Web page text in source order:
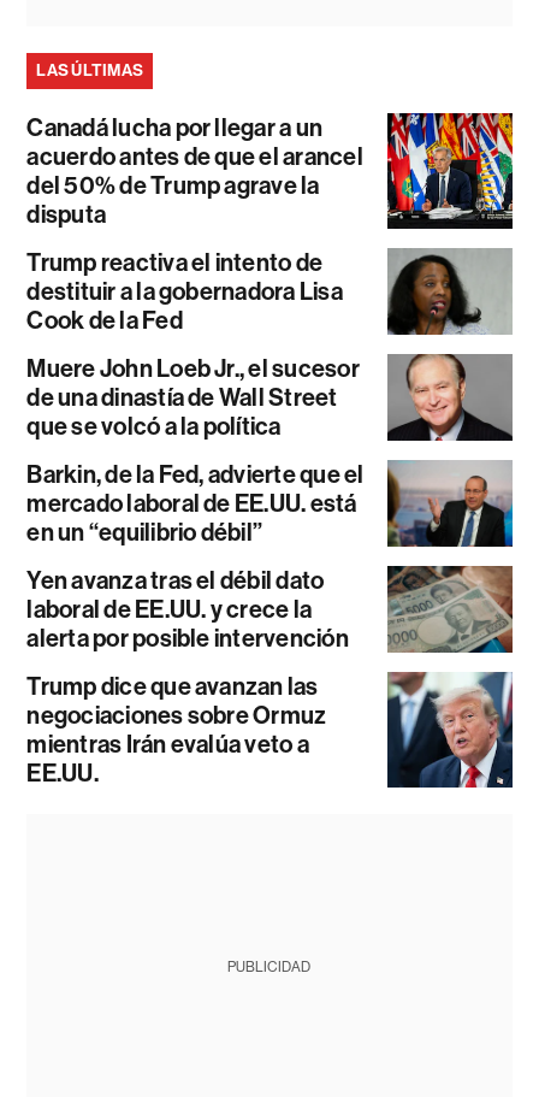
LAS ÚLTIMAS
Canadá lucha por llegar a un
acuerdo antes de que el arancel
del 50% de Trump agrave la
disputa
Trump reactiva el intento de
destituir a la gobernadora Lisa
Cook de la Fed
Muere John Loeb Jr., el sucesor
de una dinastía de Wall Street
que se volcó a la política
Barkin, de la Fed, advierte que el
mercado laboral de EE.UU. está
en un “equilibrio débil”
Yen avanza tras el débil dato
laboral de EE.UU. y crece la
alerta por posible intervención
Trump dice que avanzan las
negociaciones sobre Ormuz
mientras Irán evalúa veto a
EE.UU.
PUBLICIDAD